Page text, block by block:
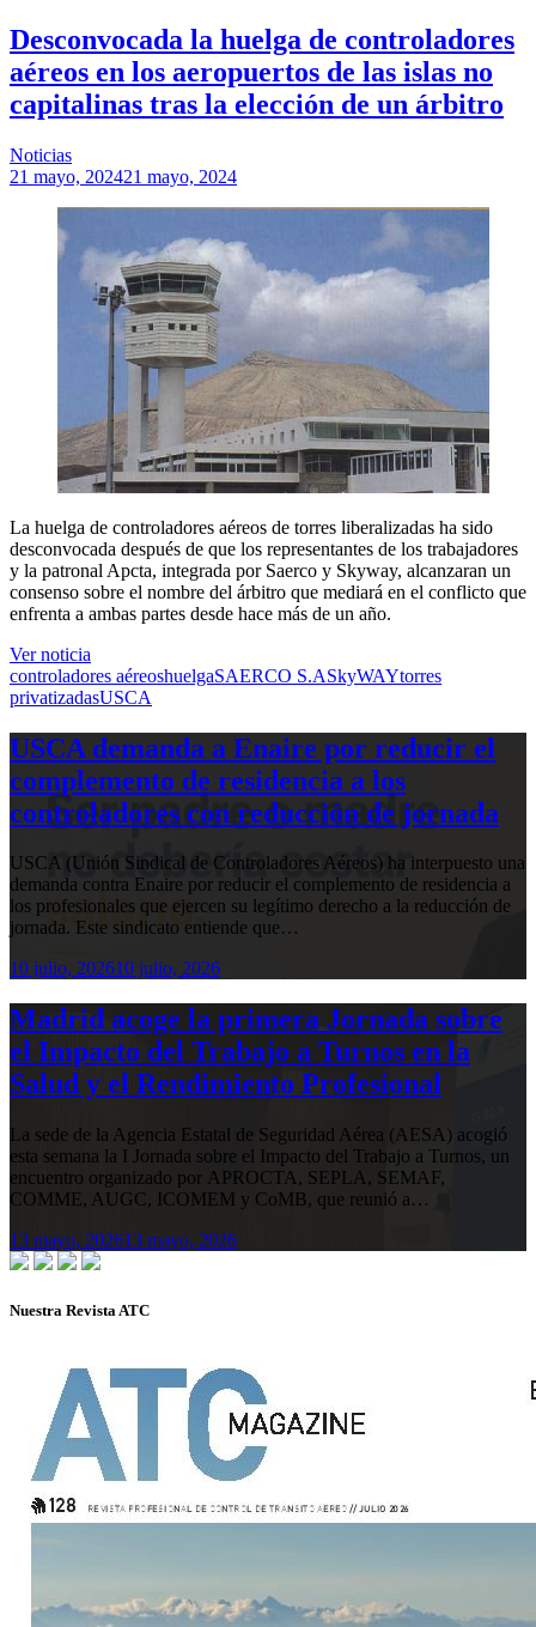
Desconvocada la huelga de controladores
aéreos en los aeropuertos de las islas no
capitalinas tras la elección de un árbitro
Noticias
21 mayo, 202421 mayo, 2024
La huelga de controladores aéreos de torres liberalizadas ha sido
desconvocada después de que los representantes de los trabajadores
y la patronal Apcta, integrada por Saerco y Skyway, alcanzaran un
consenso sobre el nombre del árbitro que mediará en el conflicto que
enfrenta a ambas partes desde hace más de un año.
Ver noticia
controladores aéreoshuelgaSAERCO S.ASkyWAYtorres
privatizadasUSCA
USCA demanda a Enaire por reducir el
complemento de residencia a los
controladores con reducción de jornada
USCA (Unión Sindical de Controladores Aéreos) ha interpuesto una
demanda contra Enaire por reducir el complemento de residencia a
los profesionales que ejercen su legítimo derecho a la reducción de
jornada. Este sindicato entiende que…
10 julio, 202610 julio, 2026
Madrid acoge la primera Jornada sobre
el Impacto del Trabajo a Turnos en la
Salud y el Rendimiento Profesional
La sede de la Agencia Estatal de Seguridad Aérea (AESA) acogió
esta semana la I Jornada sobre el Impacto del Trabajo a Turnos, un
encuentro organizado por APROCTA, SEPLA, SEMAF,
COMME, AUGC, ICOMEM y CoMB, que reunió a…
13 mayo, 202613 mayo, 2026
Nuestra Revista ATC